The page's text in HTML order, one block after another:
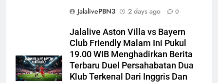
JalalivePBN3
2 days ago 0
Jalalive Aston Villa vs Bayern
Club Friendly Malam Ini Pukul
19.00 WIB Menghadirkan Berita
Terbaru Duel Persahabatan Dua
Klub Terkenal Dari Inggris Dan